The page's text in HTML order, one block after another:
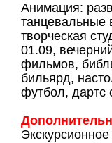
Анимация:
танцевальные
творческая
01.09,
фильмов,
бильярд,
футбол, дартс